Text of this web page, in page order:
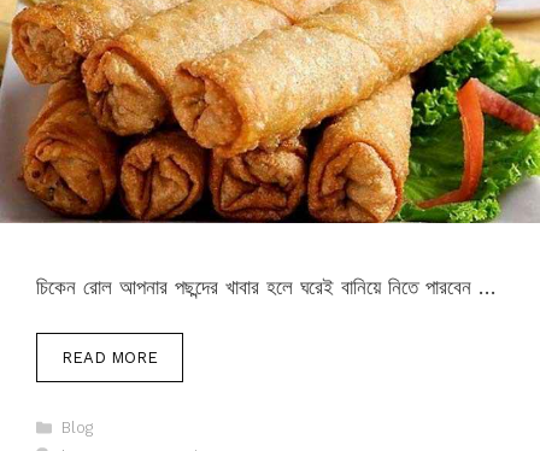
চিকেন রোল আপনার পছন্দের খাবার হলে ঘরেই বানিয়ে নিতে পারবেন …
READ MORE
Categories
Blog